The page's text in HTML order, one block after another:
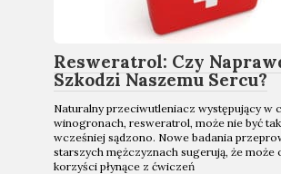
Resweratrol: Czy
Szkodzi Naszemu Sercu?
Naturalny przeciwutleniacz występujący w
winogronach, resweratrol, może nie być
wcześniej sądzono. Nowe badania
starszych mężczyznach sugerują, że może
korzyści płynące z ćwiczeń